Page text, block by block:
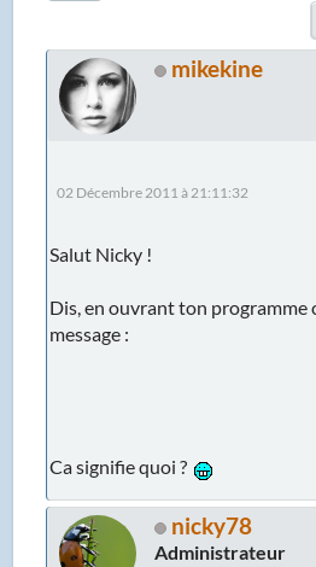
mikekine
02 Décembre 2011 à 21:11:32
Salut Nicky !
Dis, en ouvrant ton programme
message :
Ca signifie quoi ?
nicky78
Administrateur